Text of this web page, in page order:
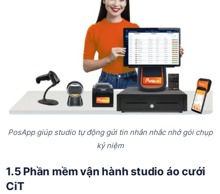
PosApp giúp studio tự động gửi tin nhắn nhắc nhở gói chụp
kỷ niệm
1.5 Phần mềm vận hành studio áo cưới
CiT